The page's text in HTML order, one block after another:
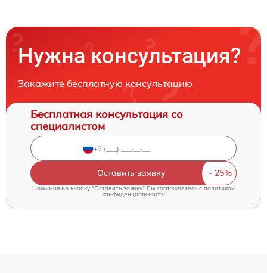
Нужна консультация?
Закажите бесплатную консультацию
Бесплатная консультация со
специалистом
Оставить заявку
Нажимая на кнопку "Оставить заявку" Вы соглашаетесь c политикой
конфиденциальности